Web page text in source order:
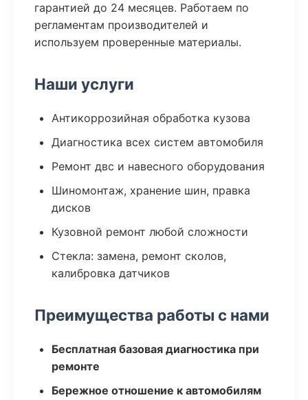
гарантией до 24 месяцев. Работаем по
регламентам производителей и
используем проверенные материалы.
Наши услуги
Антикоррозийная обработка кузова
Диагностика всех систем автомобиля
Ремонт двс и навесного оборудования
Шиномонтаж, хранение шин, правка
дисков
Кузовной ремонт любой сложности
Стекла: замена, ремонт сколов,
калибровка датчиков
Преимущества работы с нами
Бесплатная базовая диагностика при
ремонте
Бережное отношение к автомобилям